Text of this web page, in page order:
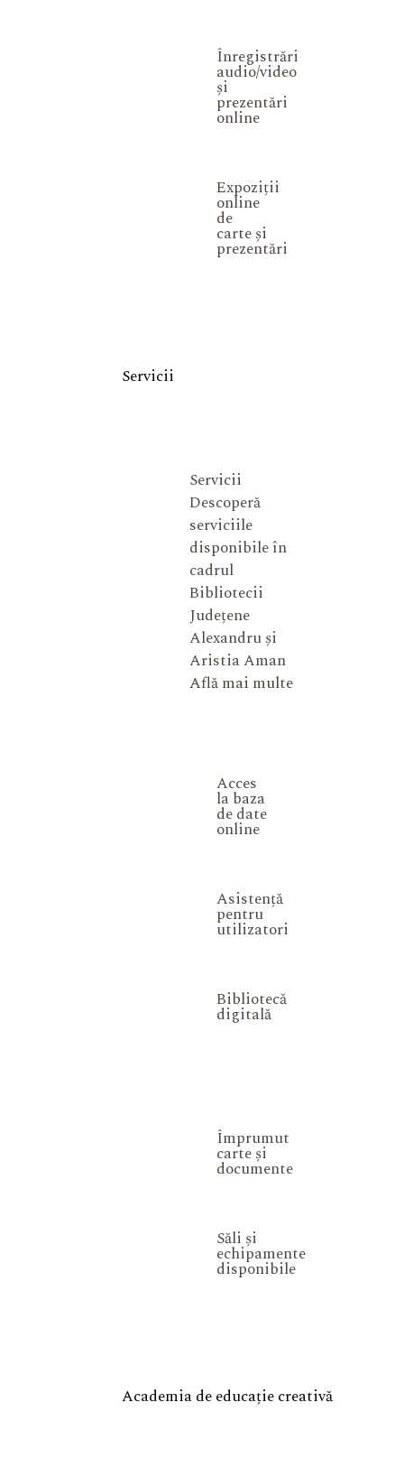
Înregistrări
audio/video
și
prezentări
online
Expoziții
online
de
carte și
prezentări
Servicii
Servicii
Descoperă
serviciile
disponibile în
cadrul
Bibliotecii
Județene
Alexandru și
Aristia Aman
Află mai multe
Acces
la baza
de date
online
Asistență
pentru
utilizatori
Bibliotecă
digitală
Împrumut
carte și
documente
Săli și
echipamente
disponibile
Academia de educație creativă